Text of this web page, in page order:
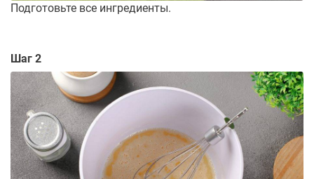
Подготовьте все ингредиенты.
Шаг 2